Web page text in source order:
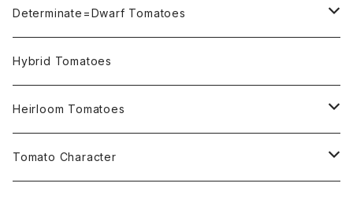
Not OSU Blue Tomatoes
Determinate=Dwarf Tomatoes
Micro Determinate 10cm~30cm
Small Determinate 30cm~50cm
Medium Determinate 50~100cm
Hybrid Tomatoes
Heirloom Tomatoes
Amber Heirloom Tomatoes
Tomato Character